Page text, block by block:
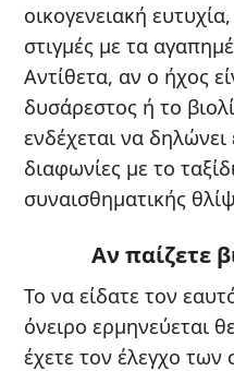
οικογενειακή
στιγμές με τα
Αντίθετα, αν ο ήχος
δυσάρεστος ή το
ενδέχεται να δηλώνει
διαφωνίες με το
συναισθηματικής
Αν παίζετε
Το να είδατε τον
όνειρο ερμηνεύεται
έχετε τον έλεγχο